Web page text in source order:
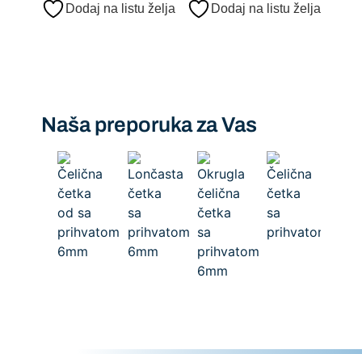
Dodaj na listu želja Dodaj na listu želja
Naša preporuka za Vas